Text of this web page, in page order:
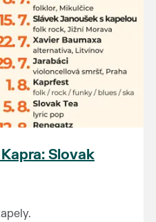
Slovak